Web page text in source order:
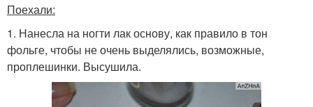
Поехали:
1. Нанесла на ногти лак основу, как правило в тон
фольге, чтобы не очень выделялись, возможные,
проплешинки. Высушила.